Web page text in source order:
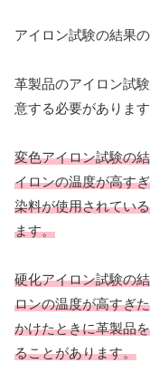
アイロン試験の結果
革製品のアイロン試
意する必要があります
変色アイロン試験の
イロンの温度が高す
染料が使用されてい
ます。
硬化アイロン試験の
ロンの温度が高すぎ
かけたときに革製品
ることがあります。